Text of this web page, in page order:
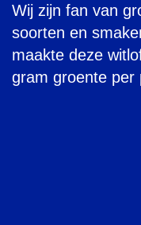
Wij zijn fan van
soorten en
maakte deze
gram groente per